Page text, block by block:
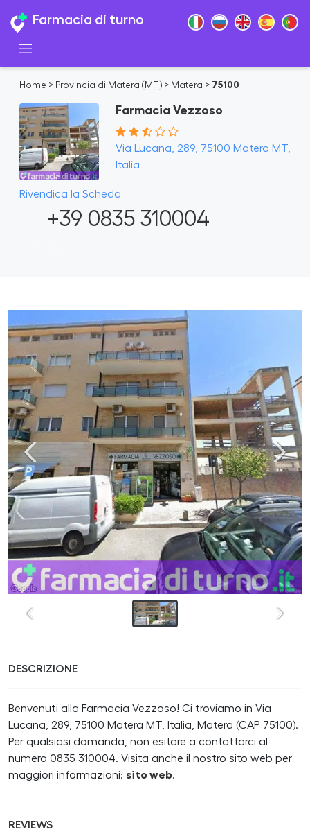
Farmacia di turno
Home > Provincia di Matera (MT) > Matera > 75100
Farmacia Vezzoso
Via Lucana, 289, 75100 Matera MT,
Italia
Rivendica la Scheda
+39 0835 310004
DESCRIZIONE
Benvenuti alla Farmacia Vezzoso! Ci troviamo in Via
Lucana, 289, 75100 Matera MT, Italia, Matera (CAP 75100).
Per qualsiasi domanda, non esitare a contattarci al
numero 0835 310004. Visita anche il nostro sito web per
maggiori informazioni: sito web.
REVIEWS